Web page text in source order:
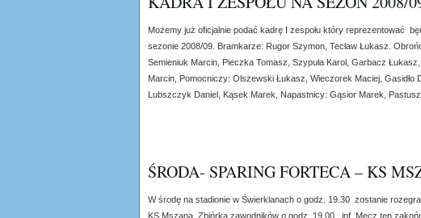
Możemy już oficjalnie podać kadrę I zespołu który reprezentować
sezonie 2008/09. Bramkarze: Rugor Szymon, Tecław Łukasz.
Semieniuk Marcin, Pieczka Tomasz, Szypuła Karol, Garbacz
Marcin, Pomocniczy: Olszewski Łukasz, Wieczorek Maciej, Gasidło
Lubszczyk Daniel, Kąsek Marek, Napastnicy: Gąsior Marek,
ŚRODA- SPARING FORTECA – KS
W środę na stadionie w Świerklanach o godz. 19.30 zostanie
KS Mszana. Zbiórka zawodników o godz. 19.00. inf. Mecz ten